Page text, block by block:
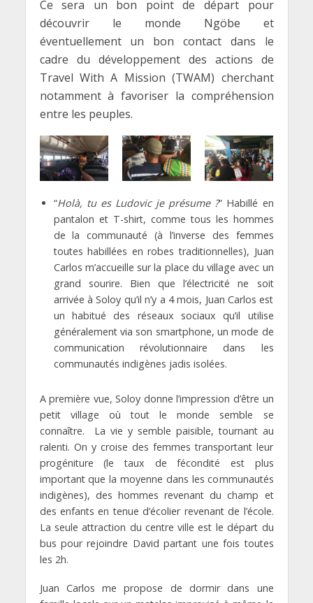
Ce sera un bon point de départ pour
découvrir le monde Ngöbe et
éventuellement un bon contact dans le
cadre du développement des actions de
Travel With A Mission (TWAM) cherchant
notamment à favoriser la compréhension
entre les peuples.
“Holà, tu es Ludovic je présume ?” Habillé en
pantalon et T-shirt, comme tous les hommes
de la communauté (à l’inverse des femmes
toutes habillées en robes traditionnelles), Juan
Carlos m’accueille sur la place du village avec un
grand sourire. Bien que l’électricité ne soit
arrivée à Soloy qu’il n’y a 4 mois, Juan Carlos est
un habitué des réseaux sociaux qu’il utilise
généralement via son smartphone, un mode de
communication révolutionnaire dans les
communautés indigènes jadis isolées.
A première vue, Soloy donne l’impression d’être un
petit village où tout le monde semble se
connaître. La vie y semble paisible, tournant au
ralenti. On y croise des femmes transportant leur
progéniture (le taux de fécondité est plus
important que la moyenne dans les communautés
indigènes), des hommes revenant du champ et
des enfants en tenue d’écolier revenant de l’école.
La seule attraction du centre ville est le départ du
bus pour rejoindre David partant une fois toutes
les 2h.
Juan Carlos me propose de dormir dans une